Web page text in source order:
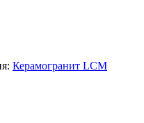
Керамогранит LCM